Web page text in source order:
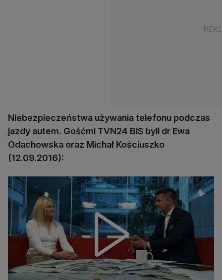
Niebezpieczeństwa używania telefonu podczas
jazdy autem. Gośćmi TVN24 BiS byli dr Ewa
Odachowska oraz Michał Kościuszko
(12.09.2016):